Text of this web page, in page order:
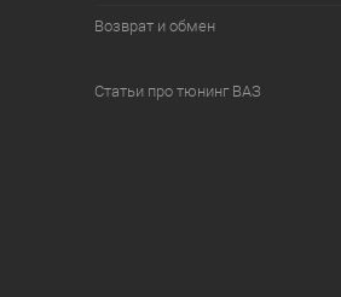
Возврат и обмен
Статьи про тюнинг ВАЗ